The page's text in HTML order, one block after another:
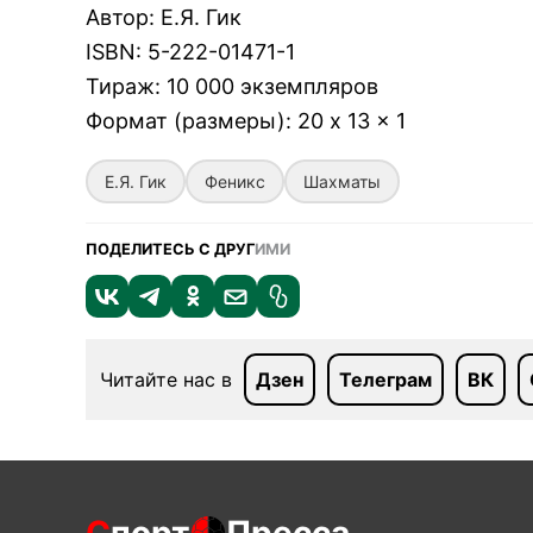
Автор: Е.Я. Гик
ISBN: 5-222-01471-1
Тираж: 10 000 экземпляров
Формат (размеры): 20 x 13 x 1
Е.Я. Гик Феникс Шахматы
ПОДЕЛИТЕСЬ С ДРУГИМИ
Читайте нас в Дзен Телеграм ВК